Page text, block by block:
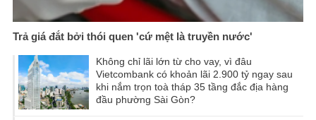
Trả giá đắt bởi thói quen 'cứ mệt là truyền nước'
Không chỉ lãi lớn từ cho vay, vì đâu
Vietcombank có khoản lãi 2.900 tỷ ngay sau
khi nắm trọn toà tháp 35 tầng đắc địa hàng
đầu phường Sài Gòn?